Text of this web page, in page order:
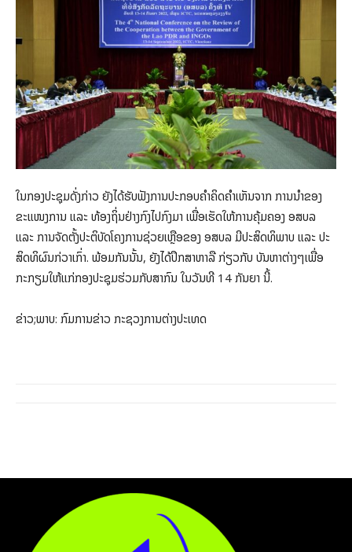
ໃນກອງປະຊຸມດັ່ງກ່າວ ຍັງໄດ້ຮັບຟັງການປະກອບຄຳຄິດຄຳເຫັນຈາກ ການນຳຂອງ
ຂະແໜງການ ແລະ ທ້ອງຖິ່ນຢ່າງກົງໄປກົງມາ ເພື່ອເຮັດໃຫ້ການຄຸ້ມຄອງ ອສບລ
ແລະ ການຈັດຕັ້ງປະຕິບັດໂຄງການຊ່ວຍເຫຼືອຂອງ ອສບລ ມີປະສິດທິພາບ ແລະ ປະ
ສິດທິຜົນກ່ວາເກົ່າ. ພ້ອມກັນນັ້ນ, ຍັງໄດ້ປຶກສາຫາລື ກ່ຽວກັບ ບັນຫາຕ່າງໆເພື່ອ
ກະກຽມໃຫ້ແກ່ກອງປະຊຸມຮ່ວມກັບສາກົນ ໃນວັນທີ 14 ກັນຍາ ນີ້.
ຂ່າວ;ພາບ: ກົມການຂ່າວ ກະຊວງການຕ່າງປະເທດ